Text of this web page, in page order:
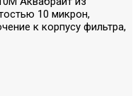
10 микрон,
к корпусу фильтра,